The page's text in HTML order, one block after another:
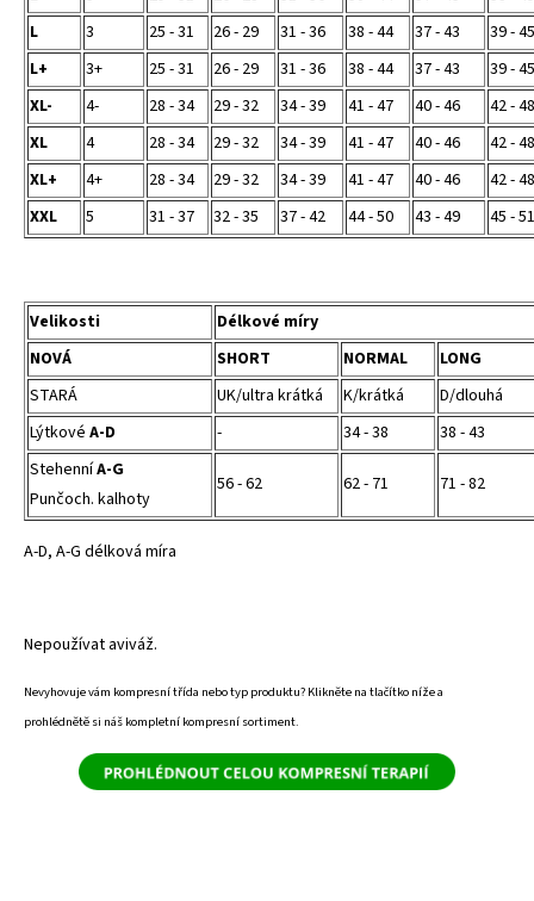
L
3 25 - 31 26 - 29 31 - 36 38 - 44 37 - 43
39 - 45
L+
3+ 25 - 31 26 - 29 31 - 36 38 - 44 37 - 43
39 - 45
XL-
4- 28 - 34 29 - 32 34 - 39 41 - 47 40 - 46
42 - 48
XL
4 28 - 34 29 - 32 34 - 39 41 - 47 40 - 46
42 - 48
XL+
4+ 28 - 34 29 - 32 34 - 39 41 - 47 40 - 46
42 - 48
XXL
5 31 - 37 32 - 35 37 - 42 44 - 50 43 - 49 45 - 51
Velikosti
Délkové míry
NOVÁ
SHORT NORMAL
LONG
STARÁ
UK/ultra krátká K/krátká
D/dlouhá
Lýtkové A-D - 34 - 38
38 - 43
StehenníA-G
Punčoch. kalhoty
56 - 62 62 - 71 71 - 82
A-D, A-G délková míra
Nepoužívat aviváž.
Nevyhovuje vám kompresní třída nebo typ produktu? Klikněte na tlačítko níže a
prohlédnětě si náš kompletní kompresní sortiment.